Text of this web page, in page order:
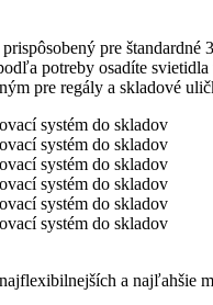
pre
potreby osadíte
pre regály a skladové
a najľahšie